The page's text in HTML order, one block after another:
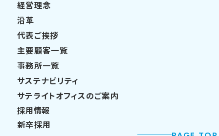
経営理念
沿革
代表ご挨拶
主要顧客一覧
事務所一覧
サステナビリティ
サテライトオフィスのご案内
採用情報
新卒採用